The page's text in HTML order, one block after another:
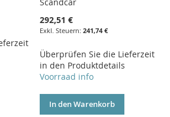
292,51 €
241,74 €
Überprüfen Sie die Lieferzeit
in den Produktdetails
Voorraad info
In den Warenkorb